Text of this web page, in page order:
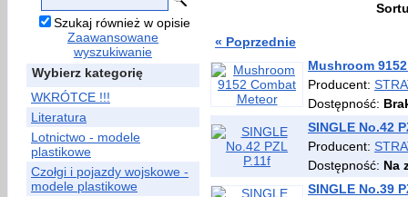
Szukaj również w opisie
Zaawansowane
wyszukiwanie
Wybierz kategorię
WKRÓTCE !!!
Literatura
Lotnictwo - modele
plastikowe
Czołgi i pojazdy wojskowe -
modele plastikowe
« Poprzednie
Mushroom
Producent:
Dostępność:
SINGLE No.42
Producent:
Dostępność: Na
SINGLE No.39